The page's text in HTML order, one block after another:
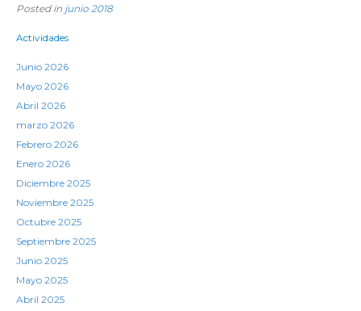
Posted in junio 2018
Actividades
Junio 2026
Mayo 2026
Abril 2026
marzo 2026
Febrero 2026
Enero 2026
Diciembre 2025
Noviembre 2025
Octubre 2025
Septiembre 2025
Junio 2025
Mayo 2025
Abril 2025